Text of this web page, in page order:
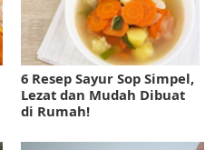
6 Resep Sayur Sop Simpel,
Lezat dan Mudah Dibuat
di Rumah!